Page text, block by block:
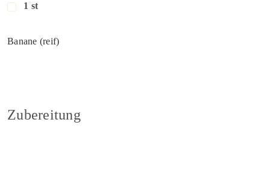
1 st
Banane (reif)
Zubereitung